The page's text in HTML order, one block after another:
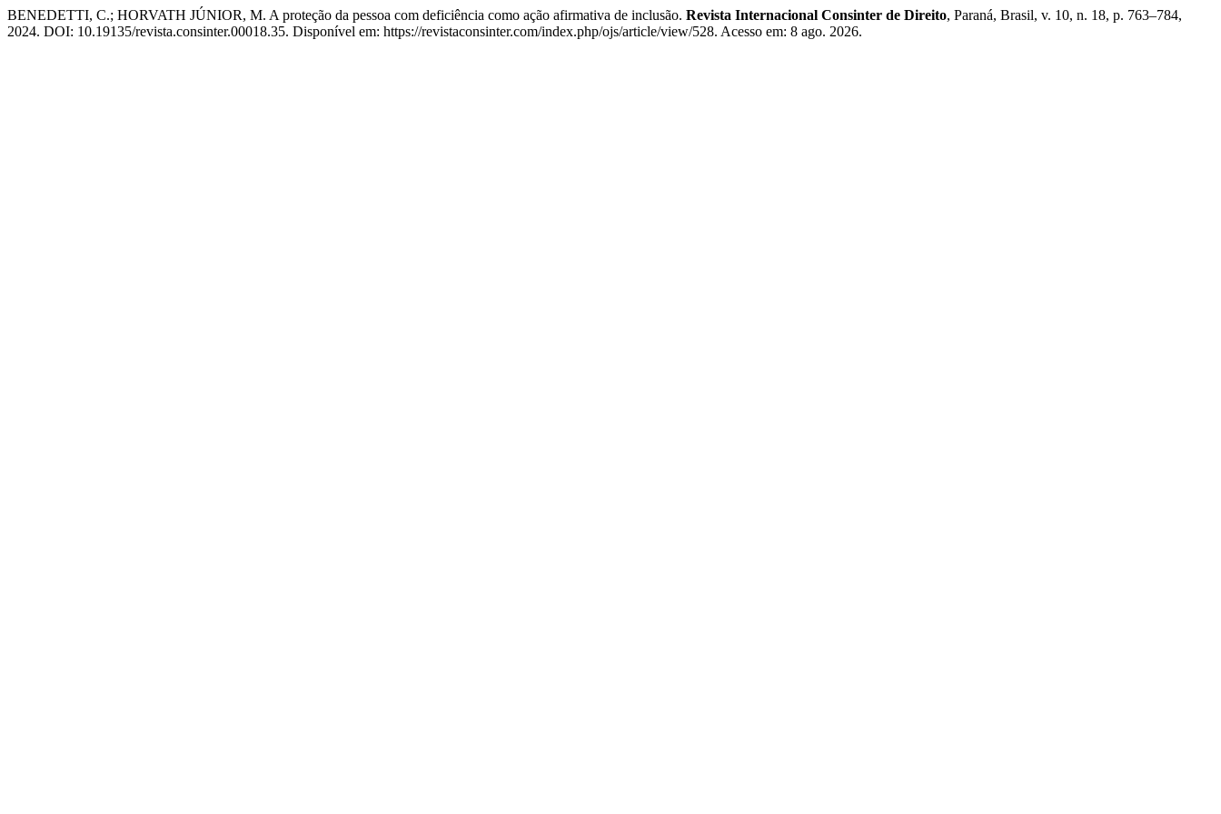
BENEDETTI, C.; HORVATH JÚNIOR, M. A proteção da pessoa com deficiência como ação afirmativa de inclusão. Revista Internacional Consinter de Direito, Paraná, Brasil, v. 10, n. 18, p. 763–784,
2024. DOI: 10.19135/revista.consinter.00018.35. Disponível em: https://revistaconsinter.com/index.php/ojs/article/view/528. Acesso em: 8 ago. 2026.